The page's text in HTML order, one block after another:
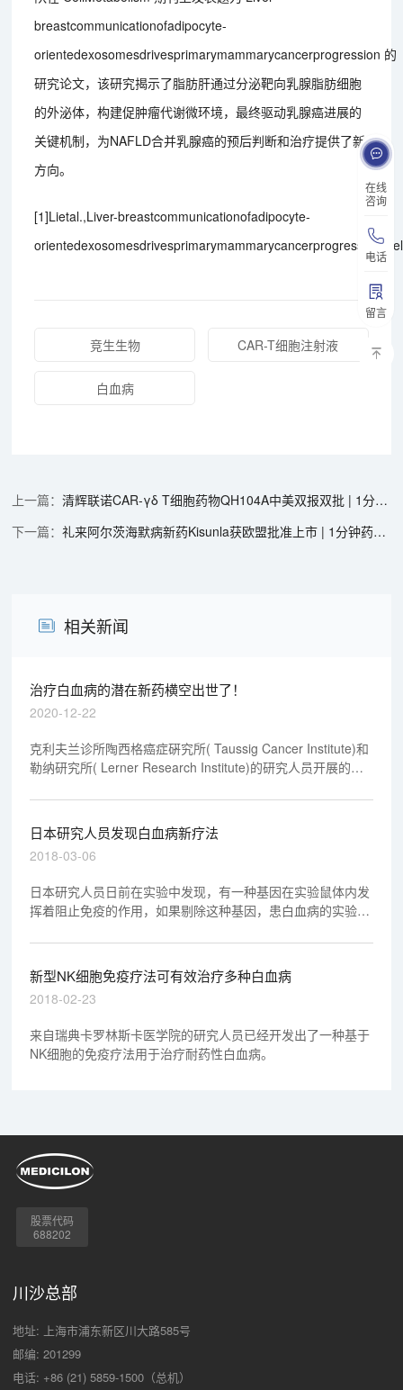
在线
咨询
电话
留言
breastcommunicationofadipocyte-
orientedexosomesdrivesprimarymammarycancerprogression 的
研究论文，该研究揭示了脂肪肝通过分泌靶向乳腺脂肪细胞
的外泌体，构建促肿瘤代谢微环境，最终驱动乳腺癌进展的
关键机制，为NAFLD合并乳腺癌的预后判断和治疗提供了新
方向。
[1]Lietal.,Liver-breastcommunicationofadipocyte-
竞生生物 CAR-T细胞注射液
白血病
清辉联诺CAR-γδ T细胞药物QH104A中美双报双批 | 1分钟药闻速览
礼来阿尔茨海默病新药Kisunla获欧盟批准上市 | 1分钟药闻速览
相关新闻
治疗白血病的潜在新药横空出世了！
2020-12-22
克利夫兰诊所陶西格癌症硏究所( Taussig Cancer Institute)和
勒纳研究所( Lerner Research Institute)的研究人员开展的一
效地治疗某些常见的白血病。研究结果近日首次发表在
《Blood Cancer Discovery》上。
日本研究人员发现白血病新疗法
2018-03-06
日本研究人员日前在实验中发现，有一种基因在实验鼠体内发
挥着阻止免疫的作用，如果剔除这种基因，患白血病的实验鼠
新型NK细胞免疫疗法可有效治疗多种白血病
2018-02-23
来自瑞典卡罗林斯卡医学院的研究人员已经开发出了一种基于
NK细胞的免疫疗法用于治疗耐药性白血病。
股票代码
688202
川沙总部
地址: 上海市浦东新区川大路585号
邮编: 201299
电话: +86 (21) 5859-1500（总机）